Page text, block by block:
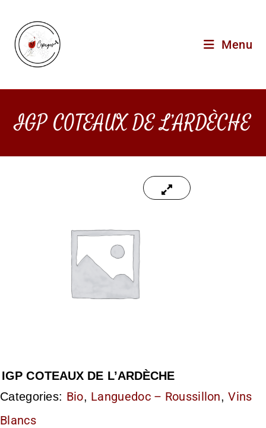
Menu
IGP COTEAUX DE L’ARDÈCHE
IGP COTEAUX DE L’ARDÈCHE
Categories: Bio, Languedoc – Roussillon,Vins
Blancs